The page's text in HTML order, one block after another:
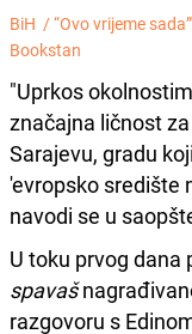
BiH /“Ovo vrijeme
Bookstan
"Uprkos
značajna ličnost
Sarajevu, gradu
'evropsko središte
navodi se u
U toku prvog dana
spavaš
razgovoru s